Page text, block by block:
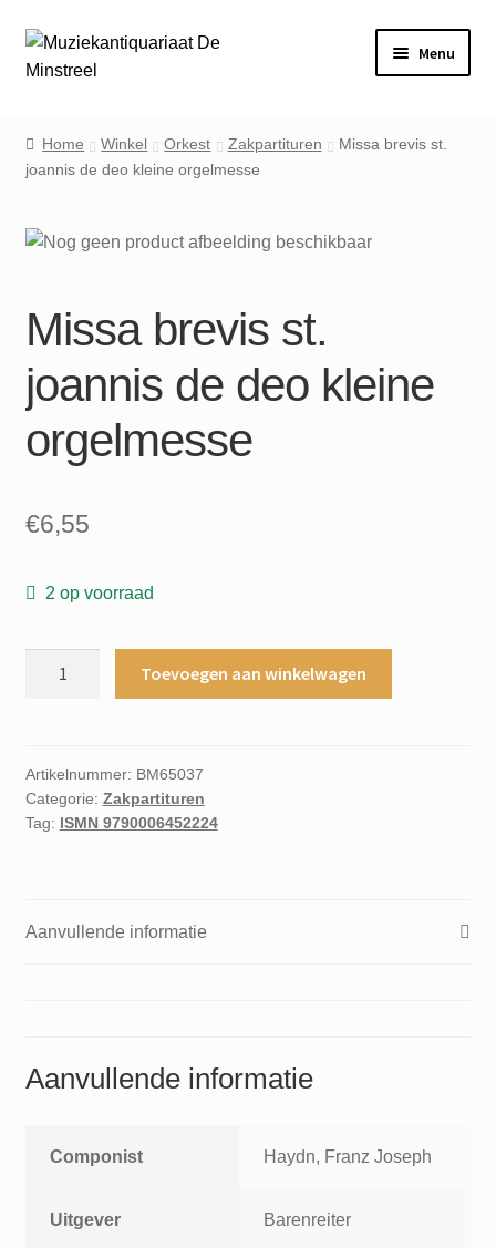
Ga
door
Ga
naar
Menu
Contact
Veel gestelde vragen
Mijn account
Home Winkel Orkest Zakpartituren
Missa brevis st.
joannis de deo kleine orgelmesse
Missa brevis st.
joannis de deo kleine
orgelmesse
€6,55
2 op voorraad
de
deo
kleine
Toevoegen aan winkelwagen
Artikelnummer: BM65037
Categorie: Zakpartituren
Tag: ISMN 9790006452224
Aanvullende informatie
Aanvullende informatie
Componist Haydn, Franz Joseph
Uitgever Barenreiter